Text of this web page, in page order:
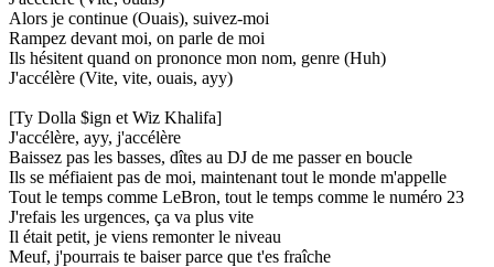
Alors je continue (Ouais), suivez-moi
Rampez devant moi, on parle de moi
Ils hésitent quand on prononce mon nom, genre (Huh)
J'accélère (Vite, vite, ouais, ayy)
[Ty Dolla $ign et Wiz Khalifa]
J'accélère, ayy, j'accélère
Baissez pas les basses, dîtes au DJ de me passer en boucle
Ils se méfiaient pas de moi, maintenant tout le monde m'appelle
Tout le temps comme LeBron, tout le temps comme le numéro 23
J'refais les urgences, ça va plus vite
Il était petit, je viens remonter le niveau
Meuf, j'pourrais te baiser parce que t'es fraîche